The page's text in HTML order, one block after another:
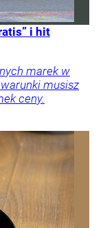
i hit
marek w
musisz
ceny.